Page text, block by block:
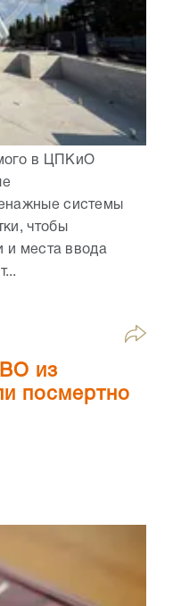
в ЦПКиО
системы
чтобы
и места ввода
из
посмертно